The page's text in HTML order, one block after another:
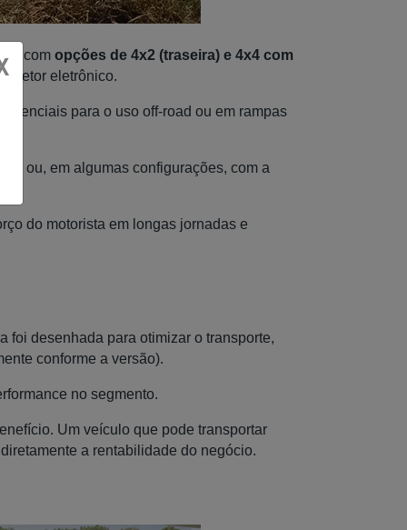
com opções de 4x2 (traseira) e 4x4 com
eletrônico.
para o uso off-road ou em rampas
ou, em algumas configurações, com a
do motorista em longas jornadas e
foi desenhada para otimizar o transporte,
conforme a versão).
no segmento.
Um veículo que pode transportar
a rentabilidade do negócio.